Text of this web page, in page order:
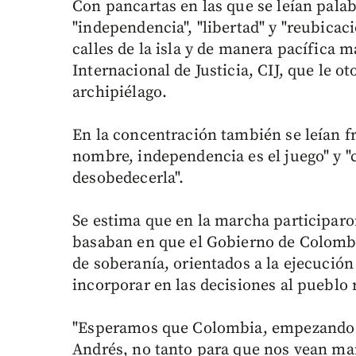
Con pancartas en las que se leían
"independencia", "libertad" y
calles de la isla y de manera pacífica
Internacional de Justicia, CIJ, que le
archipiélago.
En la concentración también se leían
nombre, independencia es el juego" y
desobedecerla".
Se estima que en la marcha
basaban en que el Gobierno de
de soberanía, orientados a la
incorporar en las decisiones al pueblo
"Esperamos que Colombia,
Andrés, no tanto para que nos vean